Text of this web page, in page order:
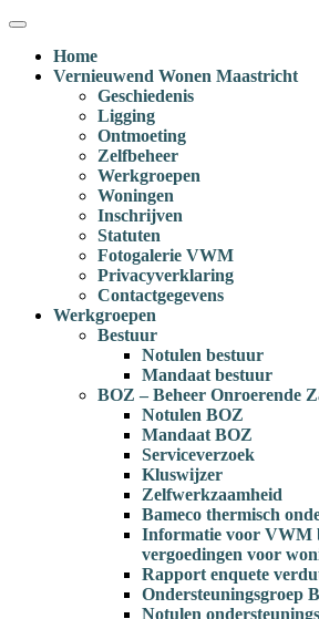
Ga
inhoud
Menu
Home
Vernieuwend Wonen Maastricht
Geschiedenis
Ligging
Ontmoeting
Zelfbeheer
Werkgroepen
Woningen
Inschrijven
Statuten
Fotogalerie VWM
Privacyverklaring
Contactgegevens
Werkgroepen
Bestuur
Notulen bestuur
Mandaat bestuur
BOZ – Beheer Onroerende
Notulen BOZ
Mandaat BOZ
Serviceverzoek
Kluswijzer
Zelfwerkzaamheid
Bameco thermisch
Informatie voor VWM
vergoedingen voor
Rapport enquete
Ondersteuningsgroep
Notulen